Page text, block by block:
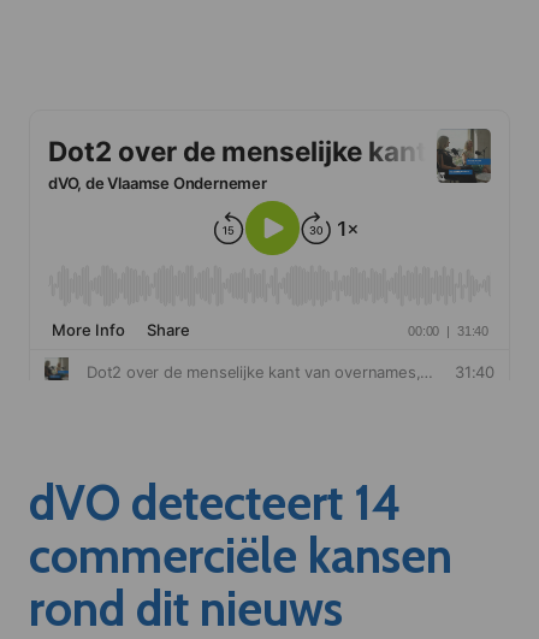
dVO detecteert 14
commerciële kansen
rond dit nieuws